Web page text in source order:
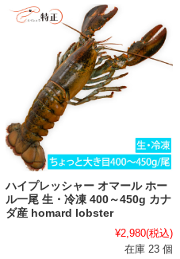
ハイプレッシャー オマール ホー
ル一尾 生・冷凍 400～450g カナ
ダ産 homard lobster
¥2,980(税込)
在庫 23 個